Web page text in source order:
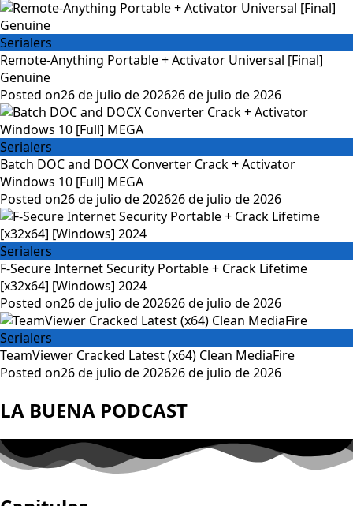
Serialers
Remote-Anything Portable + Activator Universal [Final]
Genuine
Posted on26 de julio de 202626 de julio de 2026
Serialers
Batch DOC and DOCX Converter Crack + Activator
Windows 10 [Full] MEGA
Posted on26 de julio de 202626 de julio de 2026
Serialers
F-Secure Internet Security Portable + Crack Lifetime
[x32x64] [Windows] 2024
Posted on26 de julio de 202626 de julio de 2026
Serialers
TeamViewer Cracked Latest (x64) Clean MediaFire
Posted on26 de julio de 202626 de julio de 2026
LA BUENA PODCAST